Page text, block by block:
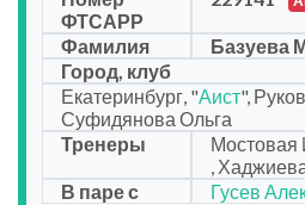
ФТСАРР
Фамилия
Базуева
Город, клуб
Екатеринбург, "Аист",
Суфидянова Ольга
Тренеры
Мостовая
,
В паре с
Гусев